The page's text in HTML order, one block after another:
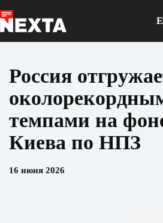
к
сути
Россия
темпами на
Киева по НПЗ
16 июня 2026